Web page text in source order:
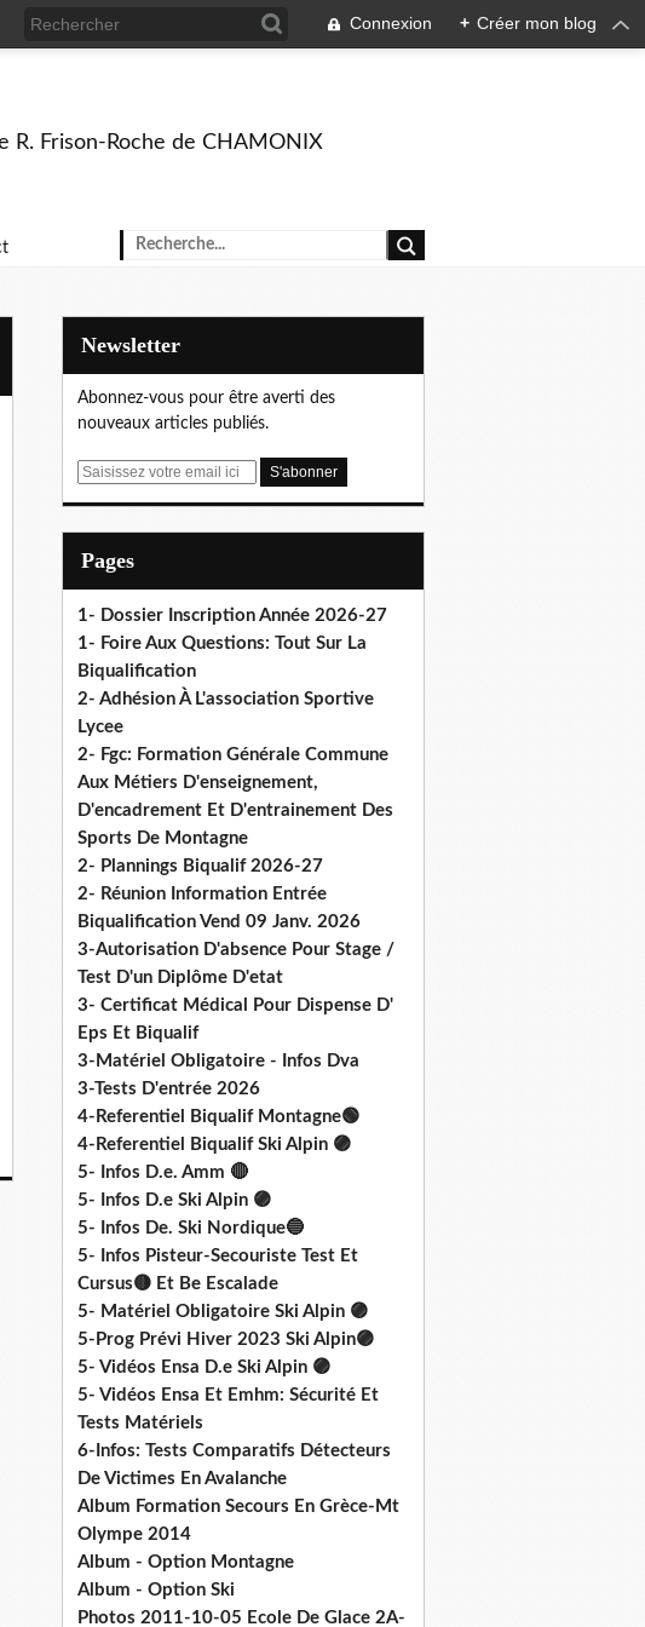
Connexion + Créer mon blog
R. Frison-Roche de CHAMONIX
Newsletter
Abonnez-vous pour être averti des
nouveaux articles publiés.
E
Pages
1- Dossier Inscription Année 2026-27
1- Foire Aux Questions: Tout Sur La
Biqualification
2- Adhésion À L'association Sportive
Lycee
2- Fgc: Formation Générale Commune
Aux Métiers D'enseignement,
D'encadrement Et D'entrainement Des
Sports De Montagne
2- Plannings Biqualif 2026-27
2- Réunion Information Entrée
Biqualification Vend 09 Janv. 2026
3-Autorisation D'absence Pour Stage /
Test D'un Diplôme D'etat
3- Certificat Médical Pour Dispense D'
Eps Et Biqualif
3-Matériel Obligatoire - Infos Dva
3-Tests D'entrée 2026
4-Referentiel Biqualif Montagne🟢
4-Referentiel Biqualif Ski Alpin 🟣
5- Infos D.e. Amm 🔴
5- Infos D.e Ski Alpin 🟣
5- Infos De. Ski Nordique🔵
5- Infos Pisteur-Secouriste Test Et
Cursus🟡 Et Be Escalade
5- Matériel Obligatoire Ski Alpin 🟣
5-Prog Prévi Hiver 2023 Ski Alpin🟣
5- Vidéos Ensa D.e Ski Alpin 🟣
5- Vidéos Ensa Et Emhm: Sécurité Et
Tests Matériels
6-Infos: Tests Comparatifs Détecteurs
De Victimes En Avalanche
Album Formation Secours En Grèce-Mt
Olympe 2014
Album - Option Montagne
Album - Option Ski
Photos 2011-10-05 Ecole De Glace 2A-